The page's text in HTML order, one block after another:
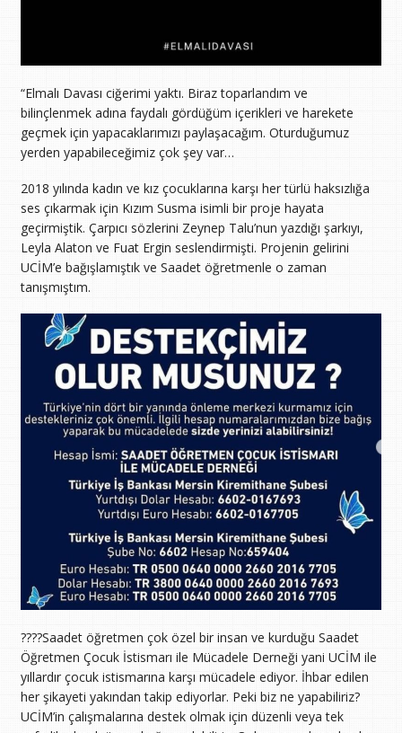
“Elmalı Davası ciğerimi yaktı. Biraz toparlandım ve
bilinçlenmek adına faydalı gördüğüm içerikleri ve harekete
geçmek için yapacaklarımızı paylaşacağım. Oturduğumuz
yerden yapabileceğimiz çok şey var…
2018 yılında kadın ve kız çocuklarına karşı her türlü haksızlığa
ses çıkarmak için Kızım Susma isimli bir proje hayata
geçirmiştik. Çarpıcı sözlerini Zeynep Talu’nun yazdığı şarkıyı,
Leyla Alaton ve Fuat Ergin seslendirmişti. Projenin gelirini
UCİM’e bağışlamıştık ve Saadet öğretmenle o zaman
tanışmıştım.
????️Saadet öğretmen çok özel bir insan ve kurduğu Saadet
Öğretmen Çocuk İstismarı ile Mücadele Derneği yani UCİM ile
yıllardır çocuk istismarına karşı mücadele ediyor. İhbar edilen
her şikayeti yakından takip ediyorlar. Peki biz ne yapabiliriz?
UCİM’in çalışmalarına destek olmak için düzenli veya tek